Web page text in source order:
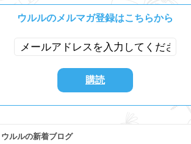
ウルルのメルマガ登録はこちらから
ウルルの新着ブログ